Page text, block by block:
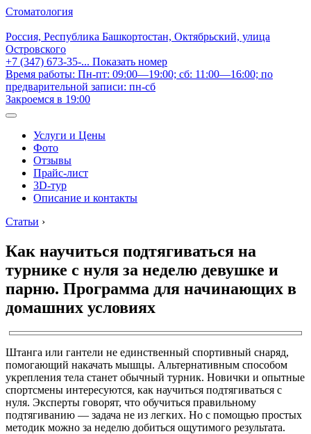
Стоматология
Россия, Республика Башкортостан, Октябрьский, улица
Островского
+7 (347) 673-35-... Показать номер
Время работы: Пн-пт: 09:00—19:00; сб: 11:00—16:00; по
предварительной записи: пн-сб
Закроемся в 19:00
Услуги и Цены
Фото
Отзывы
Прайс-лист
3D-тур
Описание и контакты
Статьи ›
Как научиться подтягиваться на
турнике с нуля за неделю девушке и
парню. Программа для начинающих в
домашних условиях
Штанга или гантели не единственный спортивный снаряд,
помогающий накачать мышцы. Альтернативным способом
укрепления тела станет обычный турник. Новички и опытные
спортсмены интересуются, как научиться подтягиваться с
нуля. Эксперты говорят, что обучиться правильному
подтягиванию — задача не из легких. Но с помощью простых
методик можно за неделю добиться ощутимого результата.